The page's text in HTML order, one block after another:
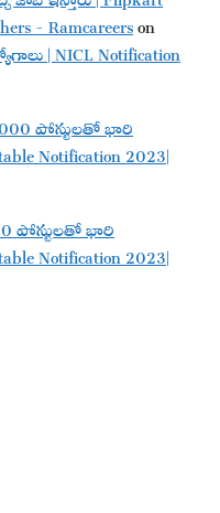
- Ramcareerson
| NICL Notification
పోస్టులతో భారి
Notification 2023|
పోస్టులతో భారి
Notification 2023|